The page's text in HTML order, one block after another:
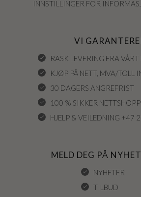
INNSTILLINGER FOR
VI
RASK LEVERING FRA VÅRT
KJØP PÅ NETT, MVA/TOLL
30 DAGERS ANGREFRIST
100 % SIKKER
HJELP & VEILEDNING +47
MELD DEG PÅ
NYHETER
TILBUD